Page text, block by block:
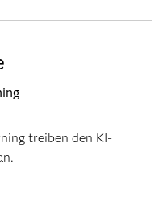
treiben den KI-